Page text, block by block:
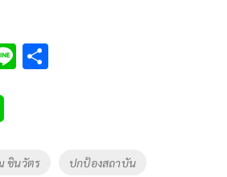
Li
ชินวัตร ปกป้องสถาบัน